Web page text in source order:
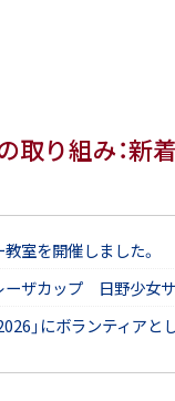
取り組み：新
室を開催しました。
ザカップ 日野少女
」にボランティアと